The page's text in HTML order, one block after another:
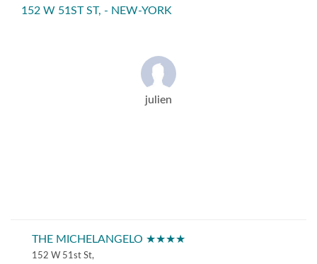
152 W 51ST ST, - NEW-YORK
julien
THE MICHELANGELO ★★★★
152 W 51st St,